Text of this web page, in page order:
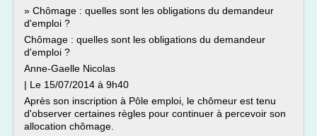
» Chômage : quelles sont les obligations du demandeur
d'emploi ?
Chômage : quelles sont les obligations du demandeur
d'emploi ?
Anne-Gaelle Nicolas
| Le 15/07/2014 à 9h40
Après son inscription à Pôle emploi, le chômeur est tenu
d'observer certaines règles pour continuer à percevoir son
allocation chômage.